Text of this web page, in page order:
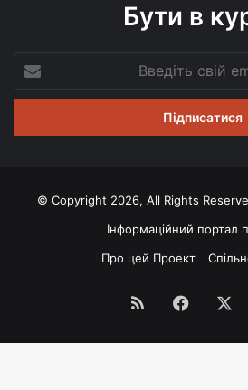
Бути в
свій
email
© Copyright 2026, All Rights
Інформаційний портал
Про цей Проект
RSS